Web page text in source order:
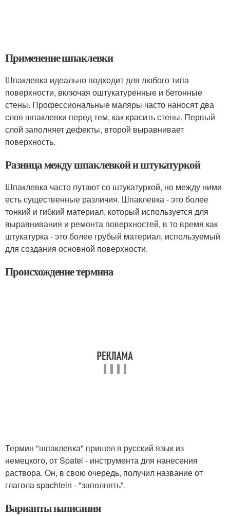
Применение шпаклевки
Шпаклевка идеально подходит для любого типа
поверхности, включая оштукатуренные и бетонные
стены. Профессиональные маляры часто наносят два
слоя шпаклевки перед тем, как красить стены. Первый
слой заполняет дефекты, второй выравнивает
поверхность.
Разница между шпаклевкой и штукатуркой
Шпаклевка часто путают со штукатуркой, но между ними
есть существенные различия. Шпаклевка - это более
тонкий и гибкий материал, который используется для
выравнивания и ремонта поверхностей, в то время как
штукатурка - это более грубый материал, используемый
для создания основной поверхности.
Происхождение термина
Термин "шпаклевка" пришел в русский язык из
немецкого, от Spatel - инструмента для нанесения
раствора. Он, в свою очередь, получил название от
глагола spachteln - "заполнять".
Варианты написания